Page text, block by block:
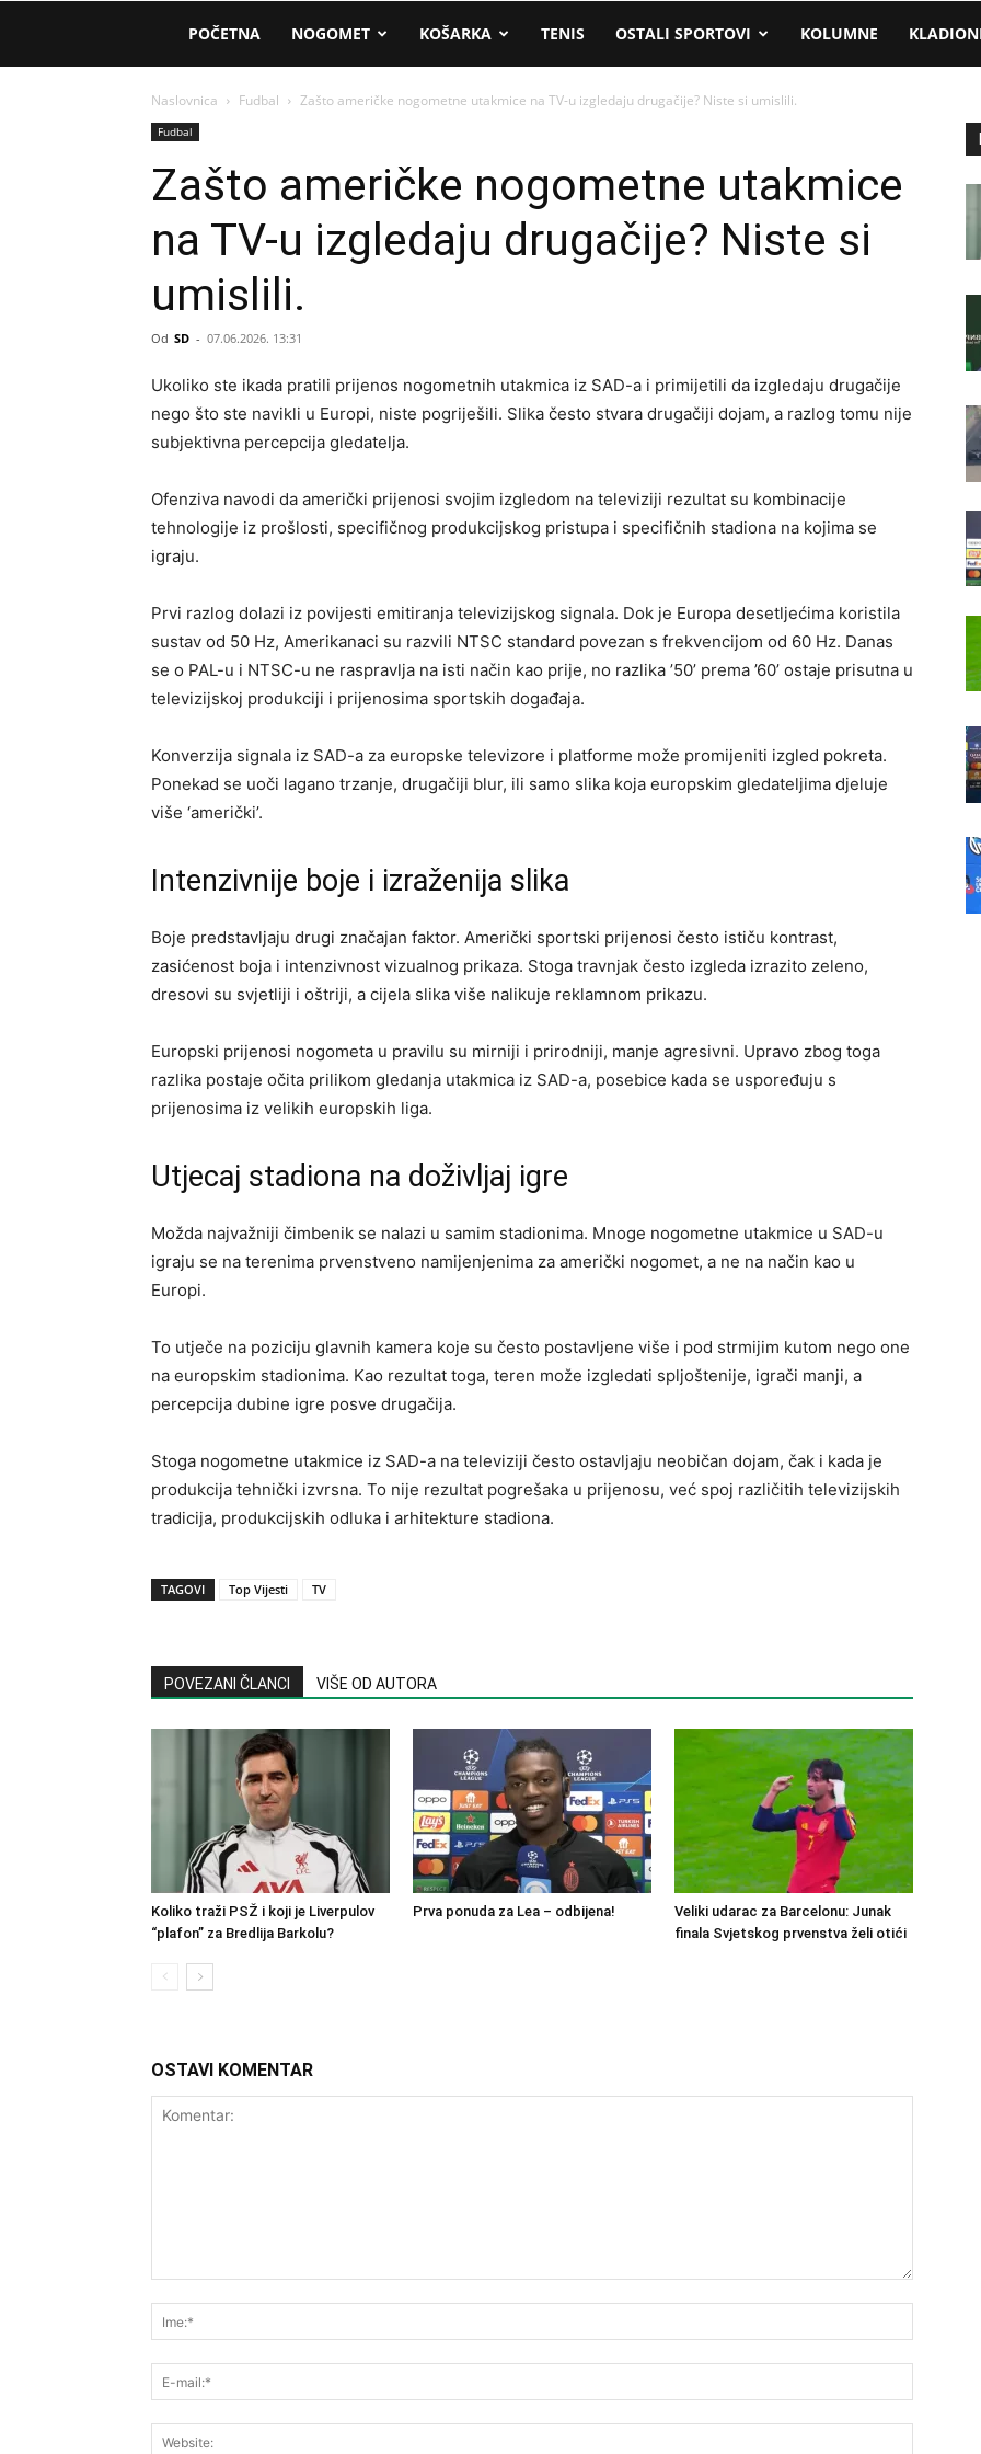
AM
Sport
POČETNA NOGOMET KOŠARKA TENIS OSTALI SPORTOVI KOLUMNE
Naslovnica Fudbal Zašto američke nogometne utakmice na TV-u izgledaju drugačije? Niste si umislili.
Fudbal
Zašto američke nogometne utakmice
na TV-u izgledaju drugačije? Niste si
umislili.
Od SD - 07.06.2026. 13:31
Ukoliko ste ikada pratili prijenos nogometnih utakmica iz SAD-a i primijetili da izgledaju drugačije
nego što ste navikli u Europi, niste pogriješili. Slika često stvara drugačiji dojam, a razlog tomu nije
subjektivna percepcija gledatelja.
Ofenziva navodi da američki prijenosi svojim izgledom na televiziji rezultat su kombinacije
tehnologije iz prošlosti, specifičnog produkcijskog pristupa i specifičnih stadiona na kojima se
igraju.
Prvi razlog dolazi iz povijesti emitiranja televizijskog signala. Dok je Europa desetljećima koristila
sustav od 50 Hz, Amerikanaci su razvili NTSC standard povezan s frekvencijom od 60 Hz. Danas
se o PAL-u i NTSC-u ne raspravlja na isti način kao prije, no razlika ’50’ prema ’60’ ostaje prisutna u
televizijskoj produkciji i prijenosima sportskih događaja.
Konverzija signala iz SAD-a za europske televizore i platforme može promijeniti izgled pokreta.
Ponekad se uoči lagano trzanje, drugačiji blur, ili samo slika koja europskim gledateljima djeluje
više ‘američki’.
Intenzivnije boje i izraženija slika
Boje predstavljaju drugi značajan faktor. Američki sportski prijenosi često ističu kontrast,
zasićenost boja i intenzivnost vizualnog prikaza. Stoga travnjak često izgleda izrazito zeleno,
dresovi su svjetliji i oštriji, a cijela slika više nalikuje reklamnom prikazu.
Europski prijenosi nogometa u pravilu su mirniji i prirodniji, manje agresivni. Upravo zbog toga
razlika postaje očita prilikom gledanja utakmica iz SAD-a, posebice kada se uspoređuju s
prijenosima iz velikih europskih liga.
Utjecaj stadiona na doživljaj igre
Možda najvažniji čimbenik se nalazi u samim stadionima. Mnoge nogometne utakmice u SAD-u
igraju se na terenima prvenstveno namijenjenima za američki nogomet, a ne na način kao u
Europi.
To utječe na poziciju glavnih kamera koje su često postavljene više i pod strmijim kutom nego one
na europskim stadionima. Kao rezultat toga, teren može izgledati spljoštenije, igrači manji, a
percepcija dubine igre posve drugačija.
Stoga nogometne utakmice iz SAD-a na televiziji često ostavljaju neobičan dojam, čak i kada je
produkcija tehnički izvrsna. To nije rezultat pogrešaka u prijenosu, već spoj različitih televizijskih
tradicija, produkcijskih odluka i arhitekture stadiona.
TAGOVI Top Vijesti TV
POVEZANI ČLANCI VIŠE OD AUTORA
Koliko traži PSŽ i koji je Liverpulov
“plafon” za Bredlija Barkolu?
Prva ponuda za Lea – odbijena!
Veliki udarac za Barcelonu: Junak
finala Svjetskog prvenstva želi otići
OSTAVI KOMENTAR